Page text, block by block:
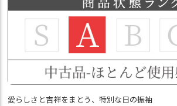
愛らしさと吉祥をまとう、特別な日の振袖️